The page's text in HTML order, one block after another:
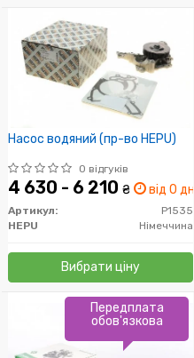
Насос водяний (пр-во HEPU)
0 відгуків
4 630 - 6 210 ₴ від 0 дн.
Артикул:
P1535
HEPU
Німеччина
Вибрати ціну
Передплата
обов'язкова